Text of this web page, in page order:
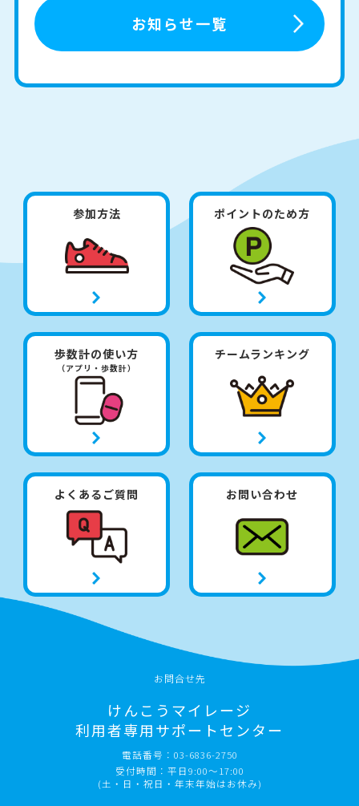
お知らせ一覧
参加方法 ポイントのため方
歩数計の使い方
（アプリ・歩数計）
チームランキング
よくあるご質問 お問い合わせ
お問合せ先
けんこうマイレージ
利用者専用サポートセンター
電話番号：03-6836-2750
受付時間：平日9:00～17:00
(土・日・祝日・年末年始はお休み)